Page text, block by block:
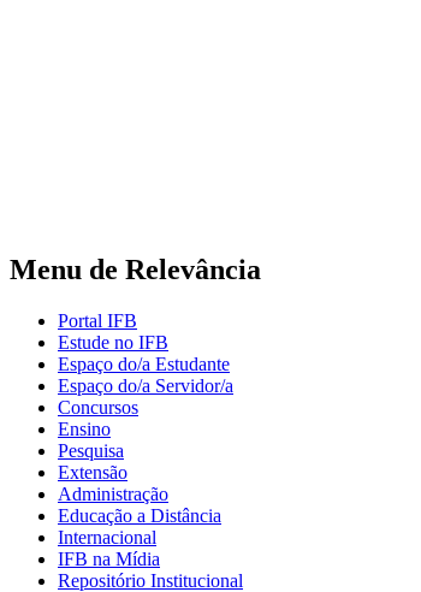
Menu de Relevância
Portal IFB
Estude no IFB
Espaço do/a Estudante
Espaço do/a Servidor/a
Concursos
Ensino
Pesquisa
Extensão
Administração
Educação a Distância
Internacional
IFB na Mídia
Repositório Institucional